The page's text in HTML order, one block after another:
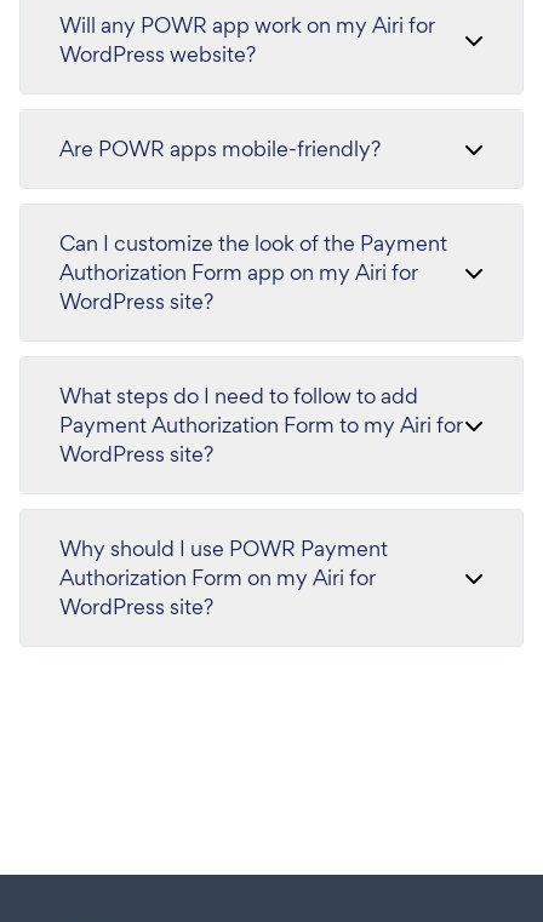
Will any POWR app work on my Airi for
WordPress website?
Are POWR apps mobile-friendly?
Can I customize the look of the Payment
Authorization Form app on my Airi for
WordPress site?
What steps do I need to follow to add
Payment Authorization Form to my Airi for
WordPress site?
Why should I use POWR Payment
Authorization Form on my Airi for
WordPress site?